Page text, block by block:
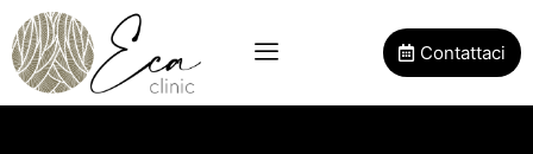
Contattaci